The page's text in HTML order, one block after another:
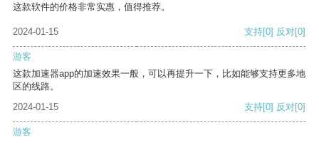
这款软件的价格非常实惠，值得推荐。
2024-01-15 支持[0] 反对[0]
游客
这款加速器app的加速效果一般，可以再提升一下，比如能够支持更多地
区的线路。
2024-01-15
支持[0] 反对[0]
游客